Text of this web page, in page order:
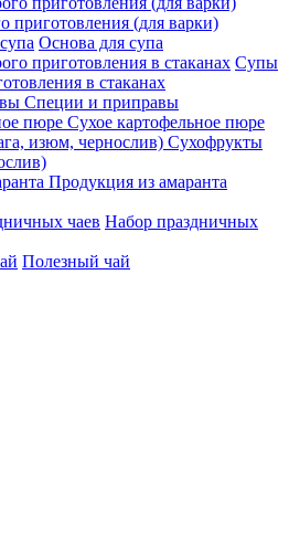
приготовления (для варки)
Основа для супа
Супы
в стаканах
Специи и приправы
Сухое картофельное пюре
Сухофрукты
Продукция из амаранта
Набор праздничных
Полезный чай